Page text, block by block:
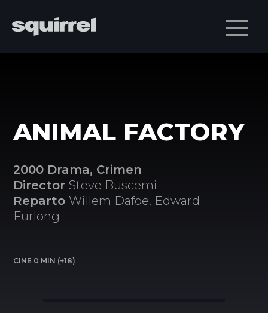
ANIMAL FACTORY
2000 Drama, Crimen
DirectorSteve Buscemi
Reparto Willem Dafoe, Edward
Furlong
CINE 0 MIN (+18)